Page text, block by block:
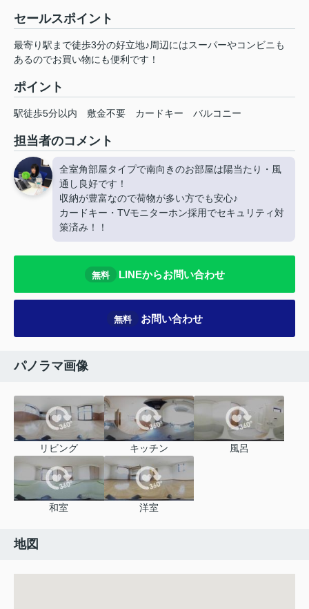
セールスポイント
最寄り駅まで徒歩3分の好立地♪周辺にはスーパーやコンビニも
あるのでお買い物にも便利です！
ポイント
駅徒歩5分以内 敷金不要 カードキー バルコニー
担当者のコメント
全室角部屋タイプで南向きのお部屋は陽当たり・風
通し良好です！
収納が豊富なので荷物が多い方でも安心♪
カードキー・TVモニターホン採用でセキュリティ対
策済み！！
無料 LINEからお問い合わせ
無料 お問い合わせ
パノラマ画像
リビング キッチン 風呂
和室 洋室
地図